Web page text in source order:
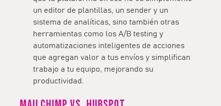
un editor de plantillas, un sender y un
sistema de analíticas, sino también otras
herramientas como los A/B testing y
automatizaciones inteligentes de acciones
que agregan valor a tus envíos y simplifican
trabajo a tu equipo, mejorando su
productividad.